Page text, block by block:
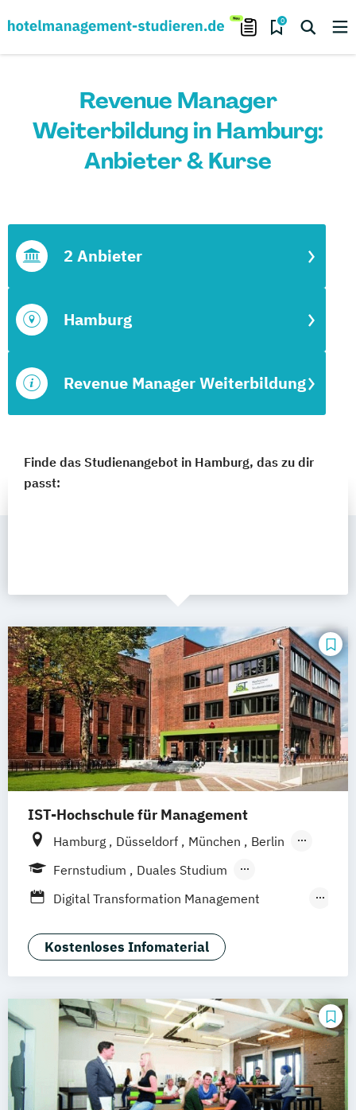
0
Revenue Manager
Weiterbildung in Hamburg:
Anbieter & Kurse
Revenue Manager Weiterbildung
Hamburg
2 Anbieter
Finde das Studienangebot in Hamburg, das zu dir
passt:
IST-Hochschule für Management
Hamburg Düsseldorf München
Berlin
Weil am Rhein
Frankfurt am Main
Fernstudium
Duales Studium
Fernlehrgang
Digital Transformation Management
Hotelmanagement)
Hospitality Controlling & Hotel Asset
Hotel Management
Hotel Management (dual)
Hotel- und Tourismusmarketing
Hotelmarketing Hotelökonom (FH)
Revenue Management - Schwerpunkt Hotel
Kostenloses Infomaterial